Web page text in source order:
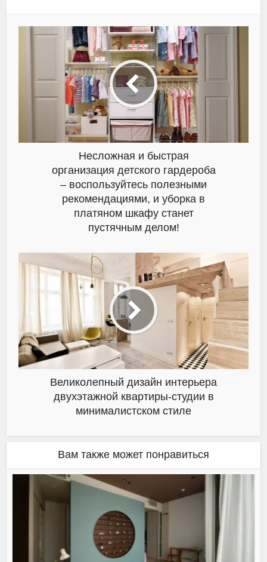
Несложная и быстрая
организация детского гардероба
– воспользуйтесь полезными
рекомендациями, и уборка в
платяном шкафу станет
пустячным делом!
Великолепный дизайн интерьера
двухэтажной квартиры-студии в
минималистском стиле
Вам также может понравиться